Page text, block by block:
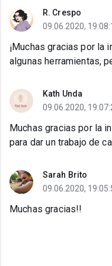
R. Crespo
09.06.2020,
¡Muchas gracias por la
algunas herramientas,
Kath Unda
09.06.2020,
Muchas gracias por la
para dar un trabajo de
Sarah Brito
09.06.2020,
Muchas gracias!!